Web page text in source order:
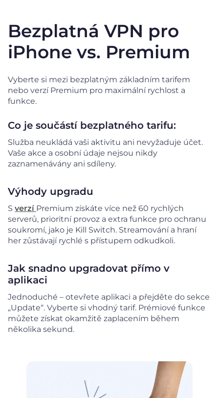
Bezplatná VPN pro
iPhone vs. Premium
Vyberte si mezi bezplatným základním tarifem
nebo verzí Premium pro maximální rychlost a
funkce.
Co je součástí bezplatného tarifu:
Služba neukládá vaši aktivitu ani nevyžaduje účet.
Vaše akce a osobní údaje nejsou nikdy
zaznamenávány ani sdíleny.
Výhody upgradu
S verzí Premium získáte více než 60 rychlých
serverů, prioritní provoz a extra funkce pro ochranu
soukromí, jako je Kill Switch. Streamování a hraní
her zůstávají rychlé s přístupem odkudkoli.
Jak snadno upgradovat přímo v
aplikaci
Jednoduché – otevřete aplikaci a přejděte do sekce
„Update“. Vyberte si vhodný tarif. Prémiové funkce
můžete získat okamžitě zaplacením během
několika sekund.